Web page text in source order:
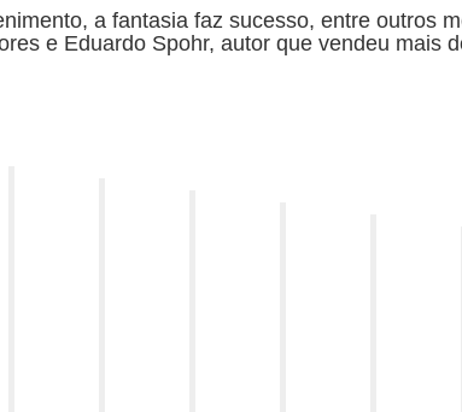
a fantasia faz sucesso, entre outros
e Eduardo Spohr, autor que vendeu mais